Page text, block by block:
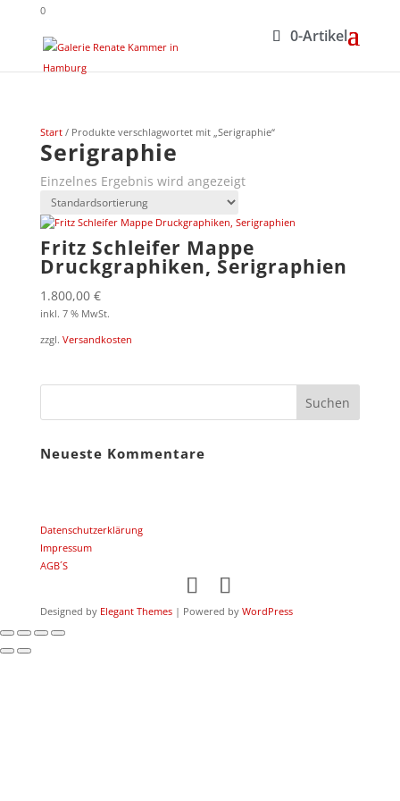
0
0-Artikel
Start/ Produkte verschlagwortet mit „Serigraphie“
Serigraphie
Einzelnes Ergebnis wird angezeigt
Fritz Schleifer Mappe
Druckgraphiken, Serigraphien
1.800,00 €
inkl. 7 % MwSt.
zzgl. Versandkosten
Neueste Kommentare
Datenschutzerklärung
Impressum
AGB´S
Designed by Elegant Themes| Powered by WordPress